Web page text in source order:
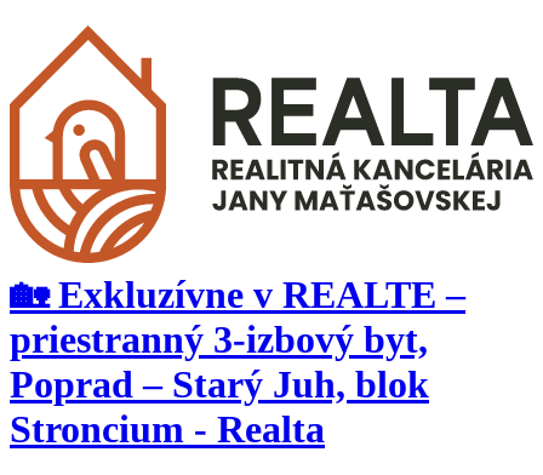
🏡 Exkluzívne v REALTE –
priestranný 3-izbový byt,
Poprad – Starý Juh, blok
Stroncium - Realta